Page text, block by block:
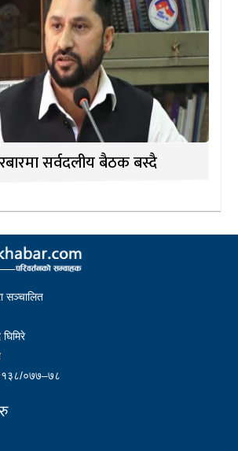
सर्वदलीय बैठक बस्दै
सञ्चालित
०७७–७८